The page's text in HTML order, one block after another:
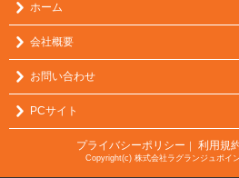
ホーム
会社概要
お問い合わせ
PCサイト
プライバシーポリシー 利用規
Copyright(c) 株式会社ラグランジュポイ